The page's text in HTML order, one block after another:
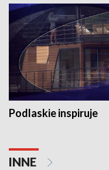
Podlaskie inspiruje
INNE